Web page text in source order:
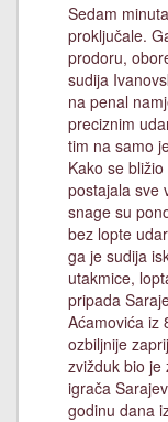
Sedam
proključale.
prodoru,
sudija
na penal
preciznim
tim na samo
Kako se
postajala sve
snage su
bez lopte
ga je sudija
utakmice,
pripada
Aćamovića iz
ozbiljnije
zvižduk bio je
igrača
godinu dana